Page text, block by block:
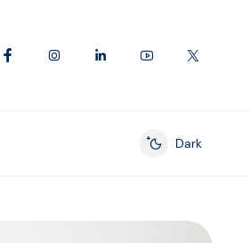
Enable dark
Dark